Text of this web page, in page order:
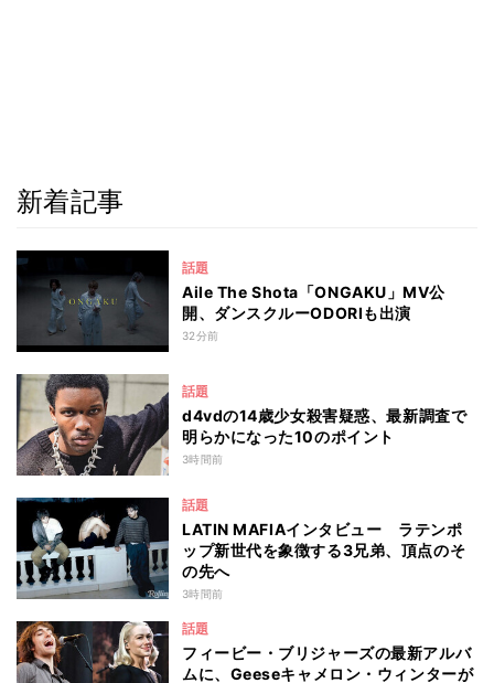
新着記事
話題
Aile The Shota「ONGAKU」MV公
開、ダンスクルーODORIも出演
32分前
話題
d4vdの14歳少女殺害疑惑、最新調査で
明らかになった10のポイント
3時間前
話題
LATIN MAFIAインタビュー ラテンポ
ップ新世代を象徴する3兄弟、頂点のそ
の先へ
3時間前
話題
フィービー・ブリジャーズの最新アルバ
ムに、Geeseキャメロン・ウィンターが